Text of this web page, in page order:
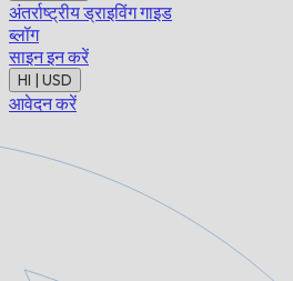
अंतर्राष्ट्रीय ड्राइविंग गाइड
ब्लॉग
साइन इन करें
HI | USD
आवेदन करें